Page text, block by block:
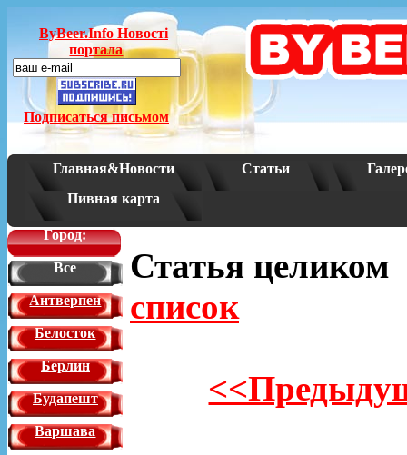
ByBeer.Info Новостi
портала
Подписаться письмом
Главная&Новости Статьи
Пивная карта
Город:
Все
Антверпен
Белосток
Берлин
Будапешт
Варшава
Статья
список